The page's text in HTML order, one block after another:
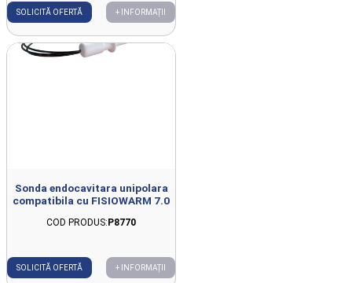
SOLICITĂ OFERTĂ + INFORMAȚII
Sonda endocavitara unipolara
compatibila cu FISIOWARM 7.0
COD PRODUS: P8770
SOLICITĂ OFERTĂ + INFORMAȚII